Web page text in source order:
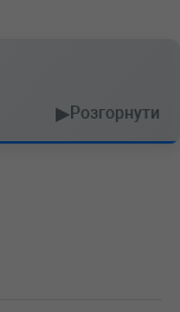
▶Розгорнути